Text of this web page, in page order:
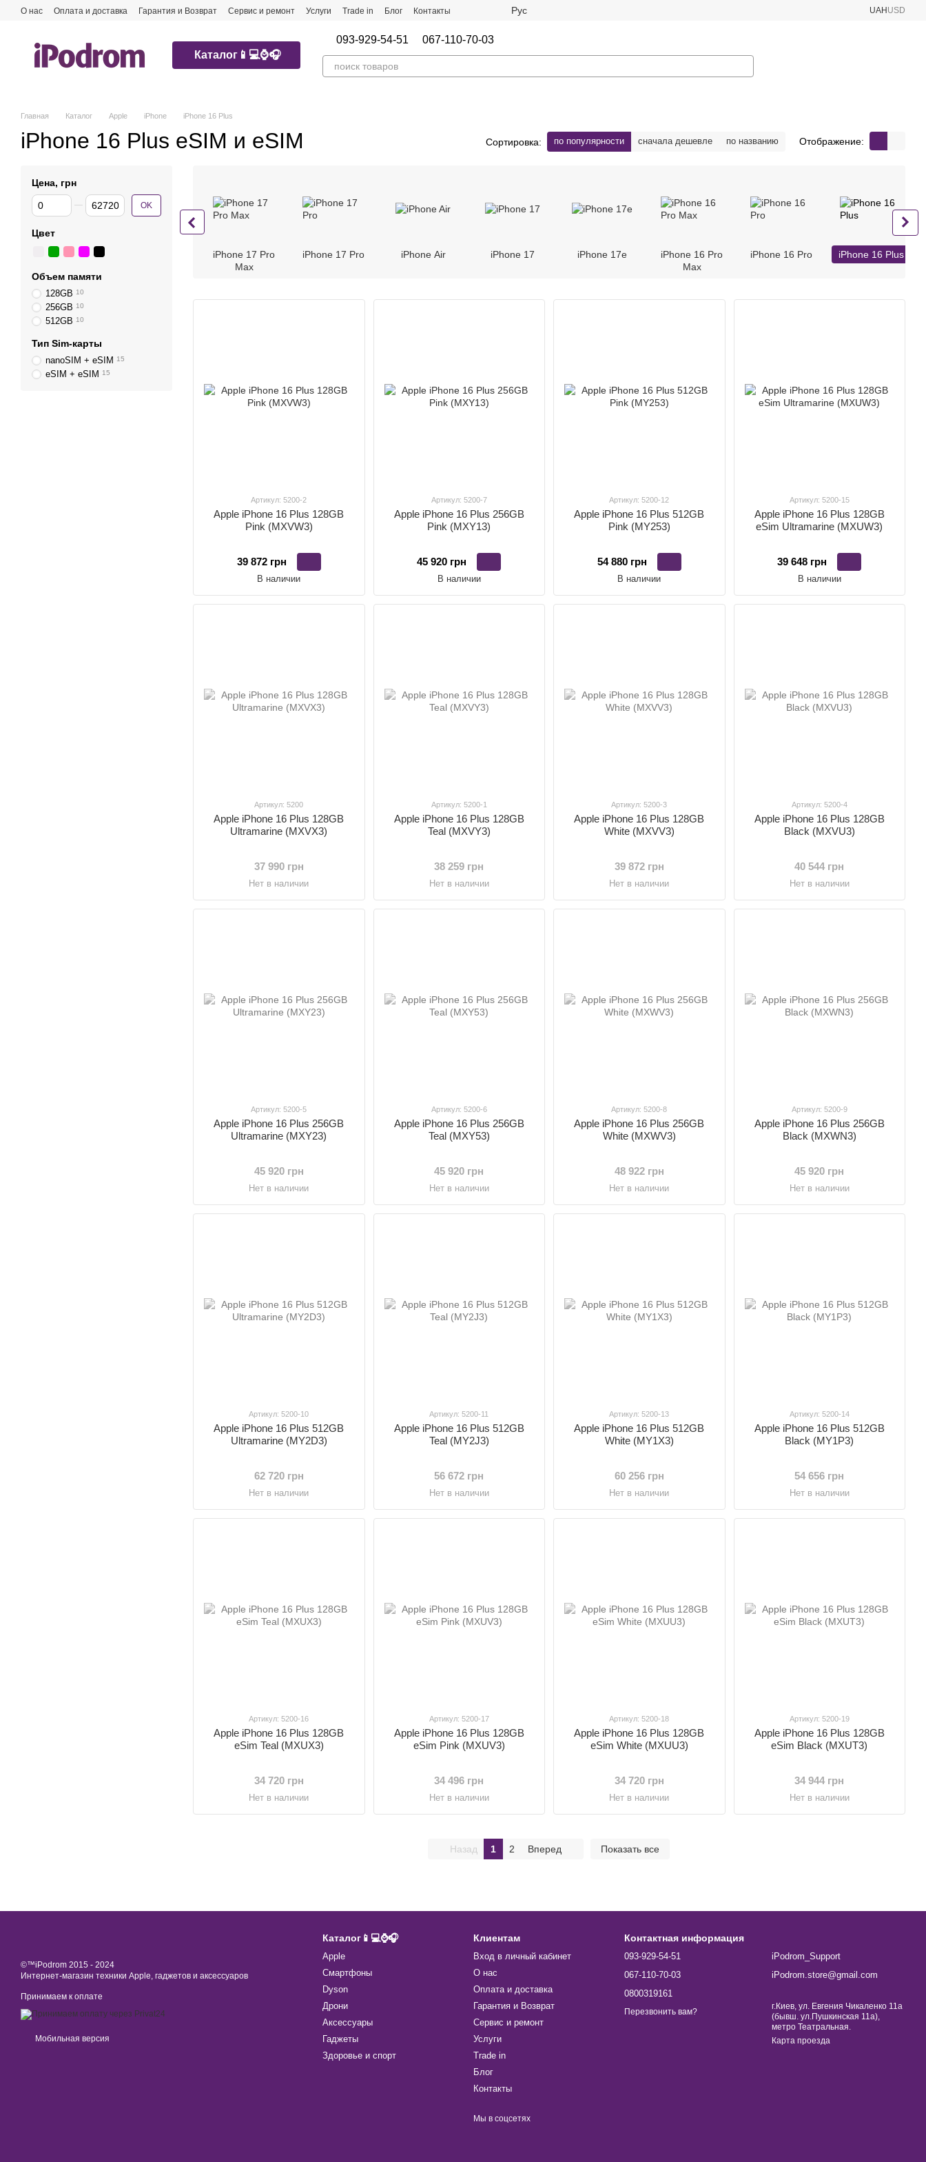
Перейти к основному контенту
О нас Оплата и доставка Гарантия и Возврат Сервис и ремонт Услуги Trade in Блог Контакты Рус UAH USD
Каталог📱💻⌚️🎧
093-929-54-51 067-110-70-03
Главная Каталог Apple iPhone iPhone 16 Plus
iPhone 16 Plus eSIM и eSIM Сортировка: по популярности сначала дешевле по названию Отображение:
iPhone 17 Pro
Max
iPhone 17 Pro iPhone Air iPhone 17 iPhone 17e
iPhone 16 Pro
Max
iPhone 16 Pro iPhone 16 Plus
Артикул: 5200-2
Apple iPhone 16 Plus 128GB
Pink (MXVW3)
39 872 грн
В наличии
Артикул: 5200-7
Apple iPhone 16 Plus 256GB
Pink (MXY13)
45 920 грн
В наличии
Артикул: 5200-12
Apple iPhone 16 Plus 512GB
Pink (MY253)
54 880 грн
В наличии
Артикул: 5200-15
Apple iPhone 16 Plus 128GB
eSim Ultramarine (MXUW3)
39 648 грн
В наличии
Артикул: 5200
Apple iPhone 16 Plus 128GB
Ultramarine (MXVX3)
37 990 грн
Нет в наличии
Артикул: 5200-1
Apple iPhone 16 Plus 128GB
Teal (MXVY3)
38 259 грн
Нет в наличии
Артикул: 5200-3
Apple iPhone 16 Plus 128GB
White (MXVV3)
39 872 грн
Нет в наличии
Артикул: 5200-4
Apple iPhone 16 Plus 128GB
Black (MXVU3)
40 544 грн
Нет в наличии
Артикул: 5200-5
Apple iPhone 16 Plus 256GB
Ultramarine (MXY23)
45 920 грн
Нет в наличии
Артикул: 5200-6
Apple iPhone 16 Plus 256GB
Teal (MXY53)
45 920 грн
Нет в наличии
Артикул: 5200-8
Apple iPhone 16 Plus 256GB
White (MXWV3)
48 922 грн
Нет в наличии
Артикул: 5200-9
Apple iPhone 16 Plus 256GB
Black (MXWN3)
45 920 грн
Нет в наличии
Артикул: 5200-10
Apple iPhone 16 Plus 512GB
Ultramarine (MY2D3)
62 720 грн
Нет в наличии
Артикул: 5200-11
Apple iPhone 16 Plus 512GB
Teal (MY2J3)
56 672 грн
Нет в наличии
Артикул: 5200-13
Apple iPhone 16 Plus 512GB
White (MY1X3)
60 256 грн
Нет в наличии
Артикул: 5200-14
Apple iPhone 16 Plus 512GB
Black (MY1P3)
54 656 грн
Нет в наличии
Артикул: 5200-16
Apple iPhone 16 Plus 128GB
eSim Teal (MXUX3)
34 720 грн
Нет в наличии
Артикул: 5200-17
Apple iPhone 16 Plus 128GB
eSim Pink (MXUV3)
34 496 грн
Нет в наличии
Артикул: 5200-18
Apple iPhone 16 Plus 128GB
eSim White (MXUU3)
34 720 грн
Нет в наличии
Артикул: 5200-19
Apple iPhone 16 Plus 128GB
eSim Black (MXUT3)
34 944 грн
Нет в наличии
Назад 1 2 Вперед Показать все
Цена, грн
От Цена, грн
До Цена, грн OK
Цвет
Объем памяти
128GB 10
256GB 10
512GB 10
Тип Sim-карты
nanoSIM + eSIM 15
eSIM + eSIM 15
©™iPodrom 2015 - 2024
Интернет-магазин техники Apple, гаджетов и аксессуаров
Принимаем к оплате
Мобильная версия
Каталог📱💻⌚️🎧
Apple
Смартфоны
Dyson
Дрони
Аксессуары
Гаджеты
Здоровье и спорт
Клиентам
Вход в личный кабинет
О нас
Оплата и доставка
Гарантия и Возврат
Сервис и ремонт
Услуги
Trade in
Блог
Контакты
Мы в соцсетях
Контактная информация
093-929-54-51
067-110-70-03
0800319161
Перезвонить вам?
iPodrom_Support
iPodrom.store@gmail.com
г.Киев, ул. Евгения Чикаленко 11а
(бывш. ул.Пушкинская 11а),
метро Театральная.
Карта проезда